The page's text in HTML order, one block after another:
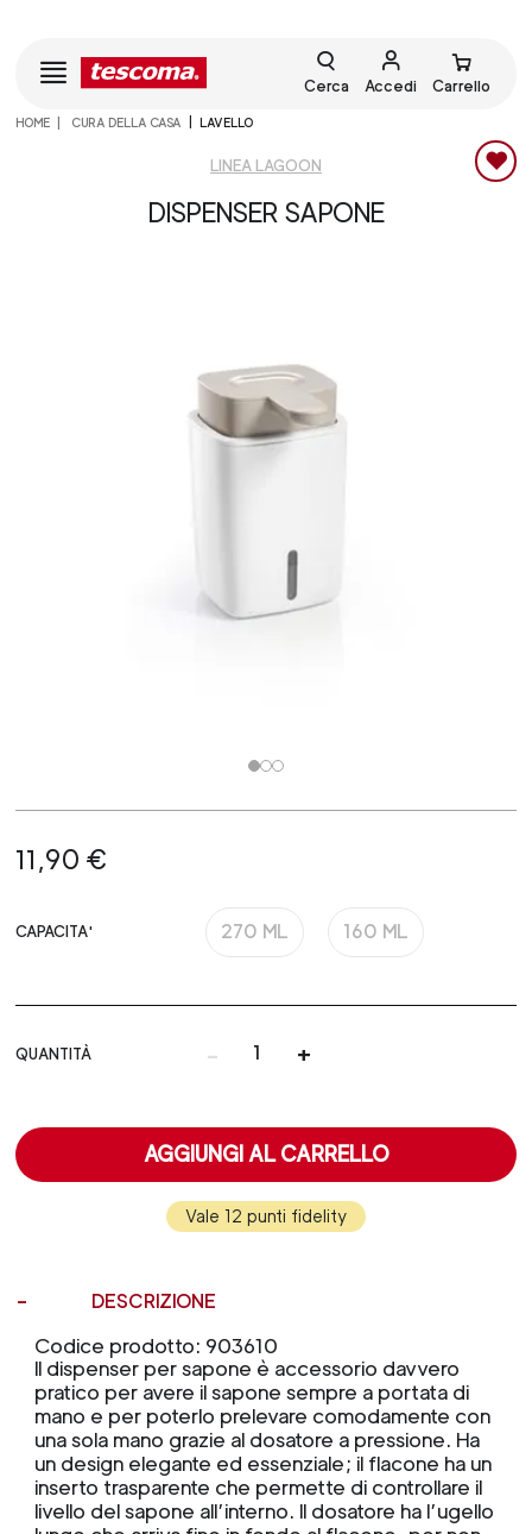
Cerca Accedi Carrello
HOME CURA DELLA CASA LAVELLO
LINEA LAGOON
DISPENSER SAPONE
11,90 €
CAPACITA' 270 ML 160 ML
QUANTITÀ - +
AGGIUNGI AL CARRELLO
Vale 12 punti fidelity
DESCRIZIONE
Codice prodotto: 903610
Il dispenser per sapone è accessorio davvero
pratico per avere il sapone sempre a portata di
mano e per poterlo prelevare comodamente con
una sola mano grazie al dosatore a pressione. Ha
un design elegante ed essenziale; il flacone ha un
inserto trasparente che permette di controllare il
livello del sapone all’interno. Il dosatore ha l’ugello